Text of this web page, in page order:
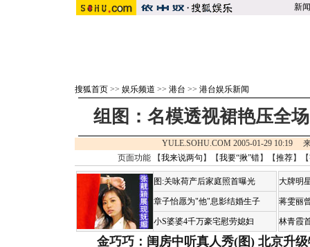
新闻
搜狐首页 >> 娱乐频道 >> 港台 >> 港台娱乐新闻
组图：名模透视裙艳压全
YULE.SOHU.COM 2005-01-29 10:19
页面功能 【我来说两句 】【我要“揪”错】【推荐】
图:关咏荷产后家庭照首曝光
章子怡愿为"他"息影结婚生子
小S婆婆4千万豪宅慰劳媳妇
大牌明
蒋雯丽
林青霞
金巧巧：闺房中听真人秀(图) 北京升